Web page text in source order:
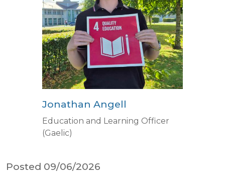
Jonathan Angell
Education and Learning Officer
(Gaelic)
Posted 09/06/2026